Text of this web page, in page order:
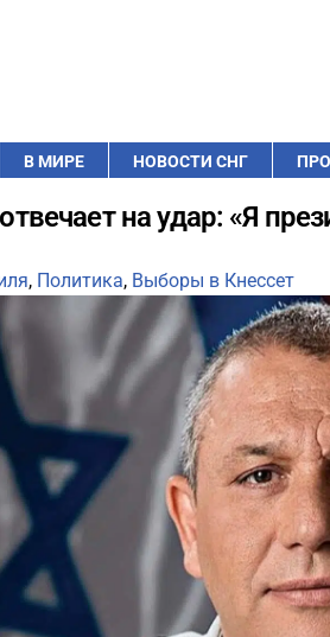
В МИРЕ НОВОСТИ СНГ
на удар: «Я
, Политика, Выборы в Кнессет